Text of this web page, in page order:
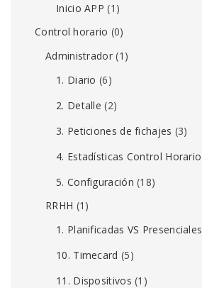
Inicio APP (1)
Control horario (0)
Administrador(1)
1. Diario (6)
2. Detalle (2)
3. Peticiones de fichajes (3)
4. Estadísticas Control Horario
5. Configuración (18)
RRHH (1)
1. Planificadas VS Presenciales
10. Timecard (5)
11. Dispositivos (1)